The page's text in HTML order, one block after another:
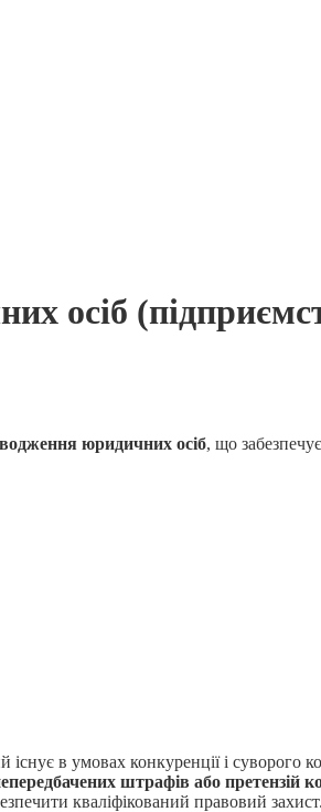
осіб
юридичних осіб, що
в умовах конкуренції і суворого
штрафів або претензій
кваліфікований правовий